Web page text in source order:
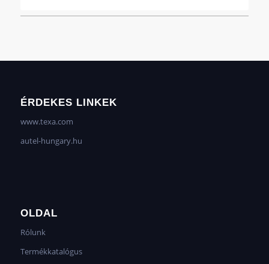
ÉRDEKES LINKEK
www.texa.com
autel-hungary.hu
OLDAL
Rólunk
Termékkatalógus